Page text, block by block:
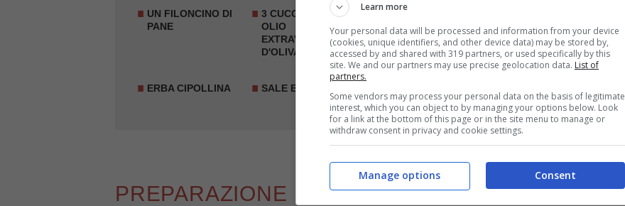
UN FILONCINO DI
PANE
3 CUCCHIAI DI
OLIO
EXTRAVERGINE
D'OLIVA
UN POMODORO
NATURALE
ERBA CIPOLLINA SALE E PEPE
PREPARAZIONE
Learn more
Your personal data will be processed and information from your device
(cookies, unique identifiers, and other device data) may be stored by,
accessed by and shared with 319 partners, or used specifically by this
site. We and our partners may use precise geolocation data. List of
partners.
Some vendors may process your personal data on the basis of legitimate
interest, which you can object to by managing your options below. Look
for a link at the bottom of this page or in the site menu to manage or
withdraw consent in privacy and cookie settings.
Consent
Manage options